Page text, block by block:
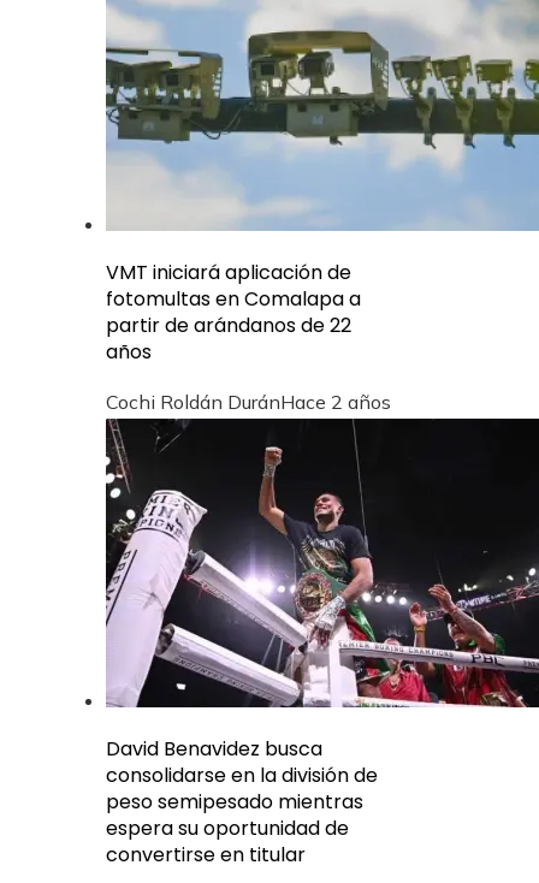
VMT iniciará aplicación de
fotomultas en Comalapa a
partir de arándanos de 22
años
Cochi Roldán DuránHace 2 años
David Benavidez busca
consolidarse en la división de
peso semipesado mientras
espera su oportunidad de
convertirse en titular